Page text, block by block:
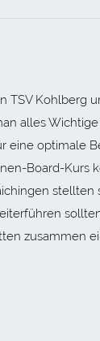
TSV Kohlberg
alles
eine optimale
Board-Kurs
zusammen